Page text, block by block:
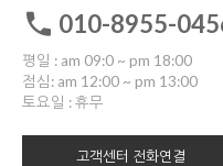
010-8955-
평일 : am 09:0 ~ pm 18:00
점심: am 12:00 ~ pm 13:00
토요일 : 휴무
고객센터 전화연결